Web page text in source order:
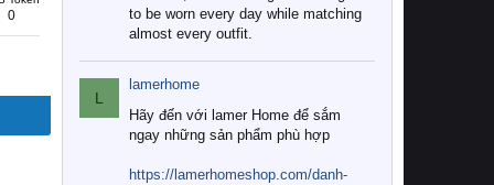
0
to be worn every day while matching
almost every outfit.
L
lamerhome
Hãy đến với lamer Home để sắm
ngay những sản phẩm phù hợp
https://lamerhomeshop.com/danh-